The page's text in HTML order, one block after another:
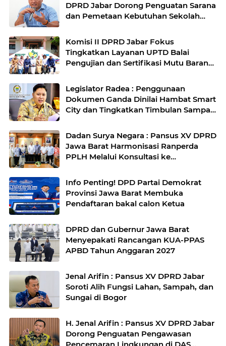
DPRD Jabar Dorong Penguatan Sarana
dan Pemetaan Kebutuhan Sekolah
Komisi II DPRD Jabar Fokus
Tingkatkan Layanan UPTD Balai
Pengujian dan Sertifikasi Mutu Barang
Legislator Radea : Penggunaan
Dokumen Ganda Dinilai Hambat Smart
City dan Tingkatkan Timbulan Sampah
Dadan Surya Negara : Pansus XV DPRD
Jawa Barat Harmonisasi Ranperda
PPLH Melalui Konsultasi ke
Info Penting! DPD Partai Demokrat
Provinsi Jawa Barat Membuka
Pendaftaran bakal calon Ketua
DPRD dan Gubernur Jawa Barat
Menyepakati Rancangan KUA-PPAS
APBD Tahun Anggaran 2027
Jenal Arifin : Pansus XV DPRD Jabar
Soroti Alih Fungsi Lahan, Sampah, dan
Sungai di Bogor
H. Jenal Arifin : Pansus XV DPRD Jabar
Dorong Penguatan Pengawasan